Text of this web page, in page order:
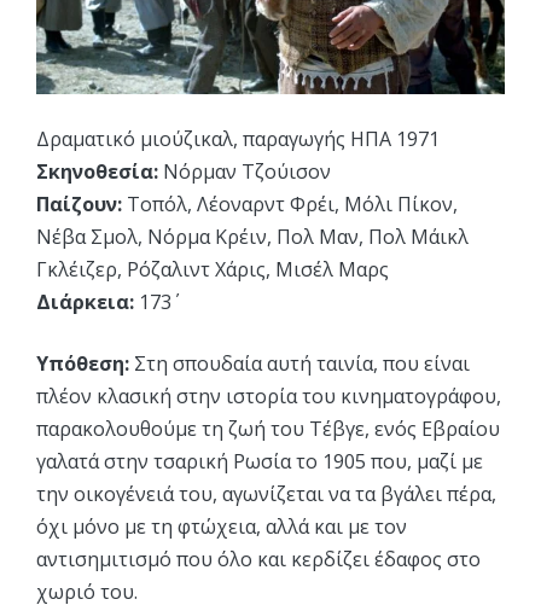
Δραματικό μιούζικαλ, παραγωγής ΗΠΑ 1971
Σκηνοθεσία: Νόρμαν Τζούισον
Παίζουν: Τοπόλ, Λέοναρντ Φρέι, Μόλι Πίκον,
Νέβα Σμολ, Νόρμα Κρέιν, Πολ Μαν, Πολ Μάικλ
Γκλέιζερ, Ρόζαλιντ Χάρις, Μισέλ Μαρς
Διάρκεια: 173΄
Υπόθεση: Στη σπουδαία αυτή ταινία, που είναι
πλέον κλασική στην ιστορία του κινηματογράφου,
παρακολουθούμε τη ζωή του Τέβγε, ενός Εβραίου
γαλατά στην τσαρική Ρωσία το 1905 που, μαζί με
την οικογένειά του, αγωνίζεται να τα βγάλει πέρα,
όχι μόνο με τη φτώχεια, αλλά και με τον
αντισημιτισμό που όλο και κερδίζει έδαφος στο
χωριό του.